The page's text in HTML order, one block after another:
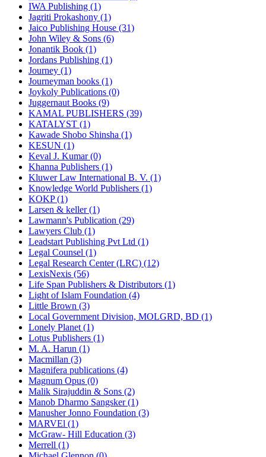
IWA Publishing (1)
Jagriti Prokashony (1)
Jaico Publishing House (31)
John Wiley & Sons (6)
Jonantik Book (1)
Jordans Publishing (1)
Journey (1)
Journeyman books (1)
Joykoly Publications (0)
Juggernaut Books (9)
KAMAL PUBLISHERS (39)
KATALYST (1)
Kawade Shobo Shinsha (1)
KESUN (1)
Keval J. Kumar (0)
Khanna Publishers (1)
Kluwer Law International B. V. (1)
Knowledge World Publishers (1)
KOKP (1)
Larsen & keller (1)
Lawmann's Publication (29)
Lawyers Club (1)
Leadstart Publishing Pvt Ltd (1)
Legal Counsel (1)
Legal Research Center (LRC) (12)
LexisNexis (56)
Life Span Publishers & Distributors (1)
Light of Islam Foundation (4)
Little Brown (3)
Local Government Division, MOLGRD, BD (1)
Lonely Planet (1)
Lotus Publishers (1)
M. A. Harun (1)
Macmillan (3)
Magnifera publications (4)
Magnum Opus (0)
Malik Sirajuddin & Sons (2)
Manob Dharmo Sangsker (1)
Manusher Jonno Foundation (3)
MARVEl (1)
McGraw- Hill Education (3)
Merrell (1)